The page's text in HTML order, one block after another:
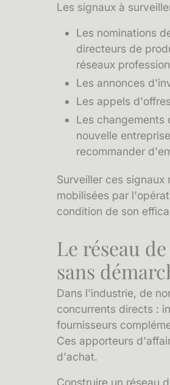
Les signaux à
Les nominations
directeurs de
réseaux
Les annonces
Les appels
Les changements
nouvelle
recommander
Surveiller ces signaux
mobilisées par
condition de son
Le réseau
sans
Dans l'industrie, de
concurrents directs :
fournisseurs
Ces apporteurs
d'achat.
Construire un réseau